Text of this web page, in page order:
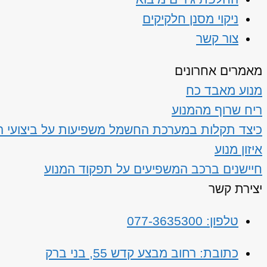
ניקוי מסנן חלקיקים
צור קשר
מאמרים אחרונים
מנוע מאבד כח
ריח שרוף מהמנוע
כיצד תקלות במערכת החשמל משפיעות על ביצועי
איזון מנוע
חיישנים ברכב המשפיעים על תפקוד המנוע
יצירת קשר
טלפון: 077-3635300
כתובת: רחוב מבצע קדש 55, בני ברק